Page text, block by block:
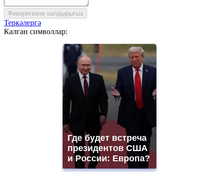
Фикерегезне калдырыгыз
Теркәлергә
Калган символлар:
Где будет встреча
президентов США
и России: Европа?